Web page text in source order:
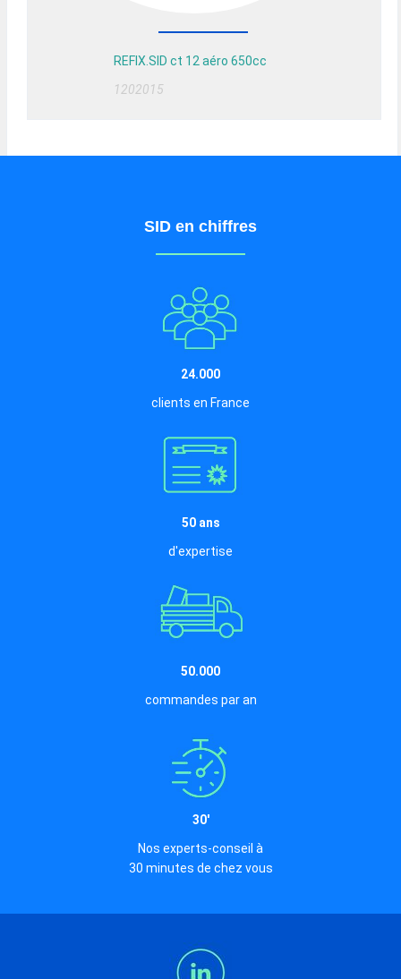
REFIX.SID ct 12 aéro 650cc
1202015
SID en chiffres
24.000
clients en France
50 ans
d'expertise
50.000
commandes par an
30'
Nos experts-conseil à
30 minutes de chez vous